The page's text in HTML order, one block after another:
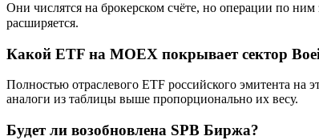
Они числятся на брокерском счёте, но операции по
расширяется.
Какой ETF на MOEX покрывает сектор
Полностью отраслевого ETF российского эмитента
аналоги из таблицы выше пропорционально их весу.
Будет ли возобновлена SPB Биржа?